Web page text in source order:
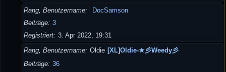
Rang, Benutzername
DocSamson
Beiträge 3
Registriert 3. Apr 2022, 19:31
Rang, Benutzername Oldie [XL]Oldie-★彡Weedy彡
Beiträge 36